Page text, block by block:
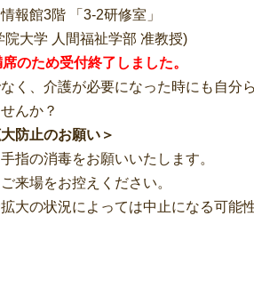
報館3階 「3-2研修室」
大学 人間福祉学部 准教授)
のため受付終了しました。
く、介護が必要になった時にも自分
か？
防止のお願い＞
指の消毒をお願いいたします。
来場をお控えください。
大の状況によっては中止になる可能